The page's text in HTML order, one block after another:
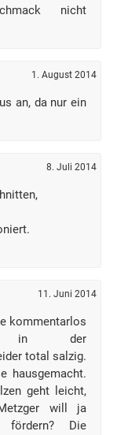
nicht
1. August 2014
an, da nur ein
8. Juli 2014
11. Juni 2014
kommentarlos
in der
total salzig.
hausgemacht.
geht leicht,
will ja
fördern? Die